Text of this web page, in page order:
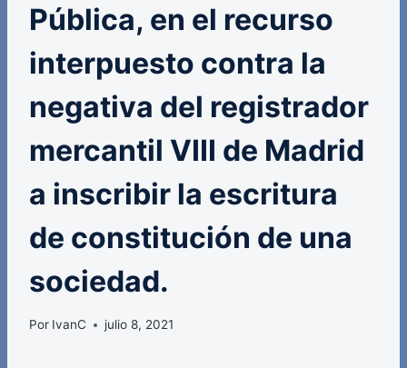
Pública, en el recurso
interpuesto contra la
negativa del registrador
mercantil VIII de Madrid
a inscribir la escritura
de constitución de una
sociedad.
Por IvanC julio 8, 2021